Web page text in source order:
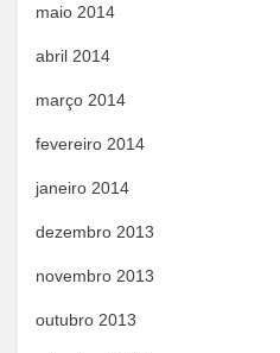
maio 2014
abril 2014
março 2014
fevereiro 2014
janeiro 2014
dezembro 2013
novembro 2013
outubro 2013